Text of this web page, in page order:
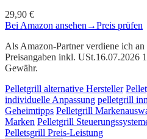
29,90 €
Bei Amazon ansehen →Preis prüfen
Als Amazon-Partner verdiene ich
Preisangaben inkl. USt.16.07.2026
Gewähr.
Pelletgrill alternative Hersteller
individuelle Anpassung pelletgrill
Geheimtipps Pelletgrill
Marken Pelletgrill
Pelletsgrill Preis-Leistung